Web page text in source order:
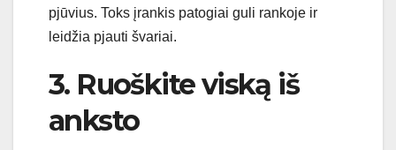
pjūvius. Toks įrankis patogiai guli rankoje ir
leidžia pjauti švariai.
3. Ruoškite viską iš
anksto